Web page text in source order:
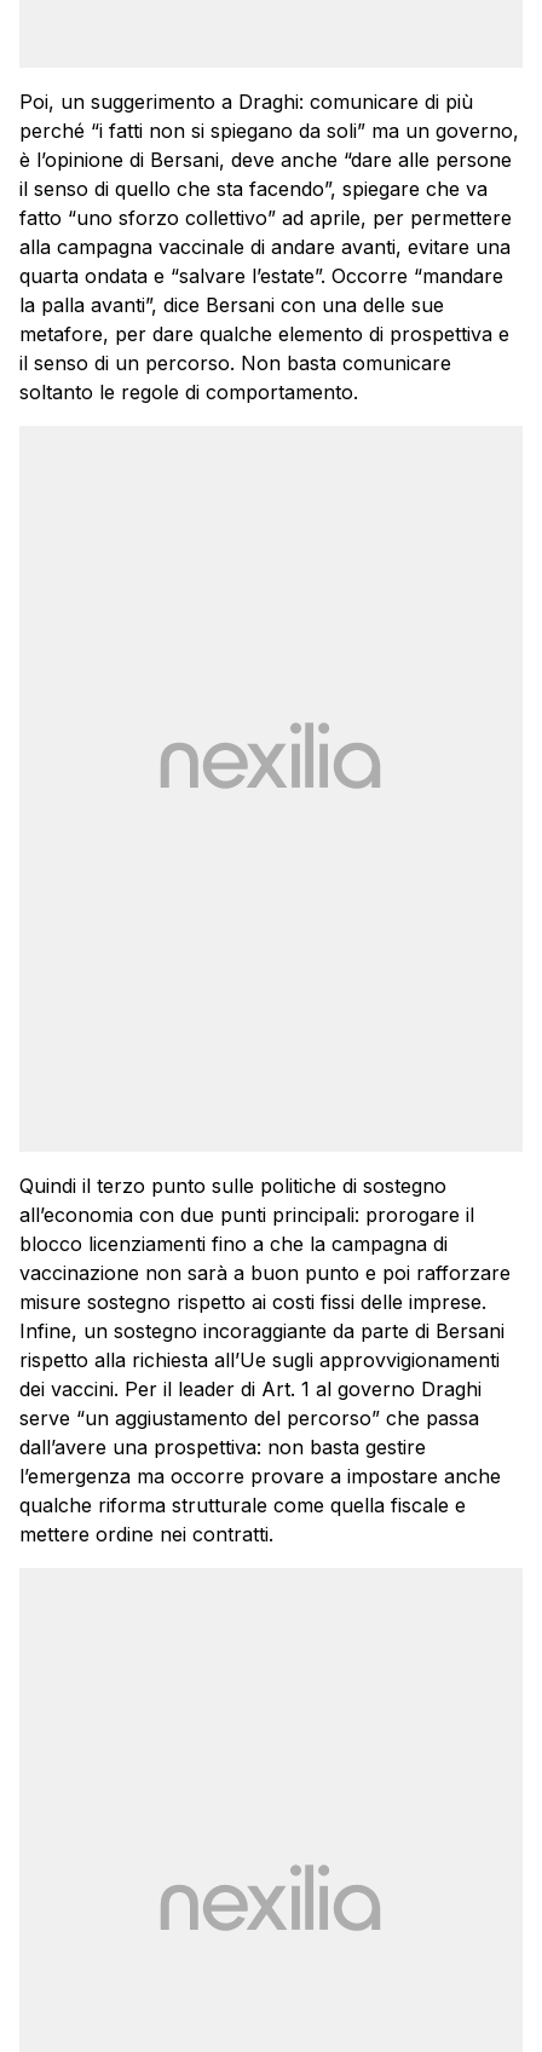
Poi, un suggerimento a Draghi: comunicare di più
perché “i fatti non si spiegano da soli” ma un governo,
è l’opinione di Bersani, deve anche “dare alle persone
il senso di quello che sta facendo”, spiegare che va
fatto “uno sforzo collettivo” ad aprile, per permettere
alla campagna vaccinale di andare avanti, evitare una
quarta ondata e “salvare l’estate”. Occorre “mandare
la palla avanti”, dice Bersani con una delle sue
metafore, per dare qualche elemento di prospettiva e
il senso di un percorso. Non basta comunicare
soltanto le regole di comportamento.
Quindi il terzo punto sulle politiche di sostegno
all’economia con due punti principali: prorogare il
blocco licenziamenti fino a che la campagna di
vaccinazione non sarà a buon punto e poi rafforzare
misure sostegno rispetto ai costi fissi delle imprese.
Infine, un sostegno incoraggiante da parte di Bersani
rispetto alla richiesta all’Ue sugli approvvigionamenti
dei vaccini. Per il leader di Art. 1 al governo Draghi
serve “un aggiustamento del percorso” che passa
dall’avere una prospettiva: non basta gestire
l’emergenza ma occorre provare a impostare anche
qualche riforma strutturale come quella fiscale e
mettere ordine nei contratti.